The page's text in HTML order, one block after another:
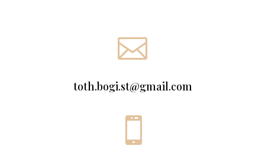

toth.bogi.st@gmail.com
